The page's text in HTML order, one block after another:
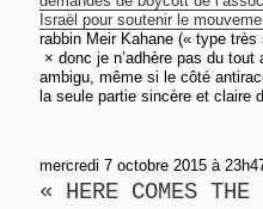
Israël pour soutenir le
rabbin Meir Kahane (« type
× donc je n’adhère pas du
ambigu, même si le côté
la seule partie sincère et claire
mercredi 7 octobre 2015 à
« HERE COMES